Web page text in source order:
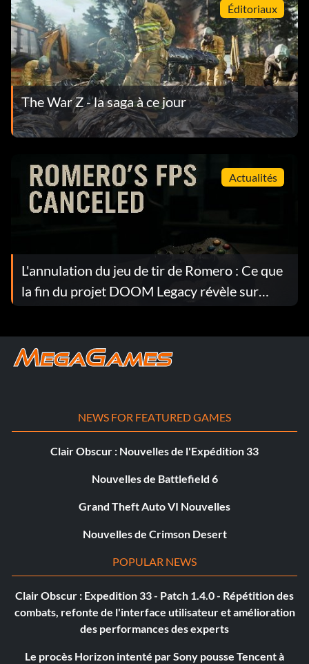
Éditoriaux
The War Z - la saga à ce jour
Actualités
L'annulation du jeu de tir de Romero : Ce que
la fin du projet DOOM Legacy révèle sur
l'industrie
NEWS FOR FEATURED GAMES
Clair Obscur : Nouvelles de l'Expédition 33
Nouvelles de Battlefield 6
Grand Theft Auto VI Nouvelles
Nouvelles de Crimson Desert
POPULAR NEWS
Clair Obscur : Expedition 33 - Patch 1.4.0 - Répétition des
combats, refonte de l'interface utilisateur et amélioration
des performances des experts
Le procès Horizon intenté par Sony pousse Tencent à